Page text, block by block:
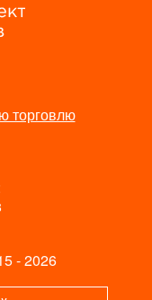
торговлю
- 2026